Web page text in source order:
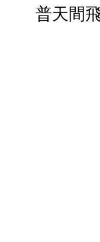
普天間